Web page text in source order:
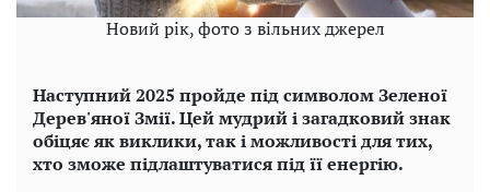
Новий рік, фото з вільних джерел
Наступний 2025 пройде під символом Зеленої
Дерев'яної Змії. Цей мудрий і загадковий знак
обіцяє як виклики, так і можливості для тих,
хто зможе підлаштуватися під її енергію.